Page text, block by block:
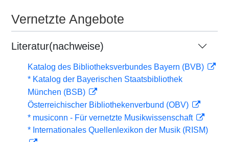
Vernetzte Angebote
Literatur(nachweise)
Katalog des Bibliotheksverbundes Bayern (BVB)
* Katalog der Bayerischen Staatsbibliothek
München (BSB)
Österreichischer Bibliothekenverbund (OBV)
* musiconn - Für vernetzte Musikwissenschaft
* Internationales Quellenlexikon der Musik (RISM)